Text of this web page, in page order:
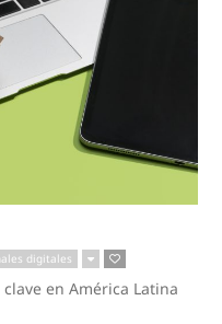
digitales
en América Latina